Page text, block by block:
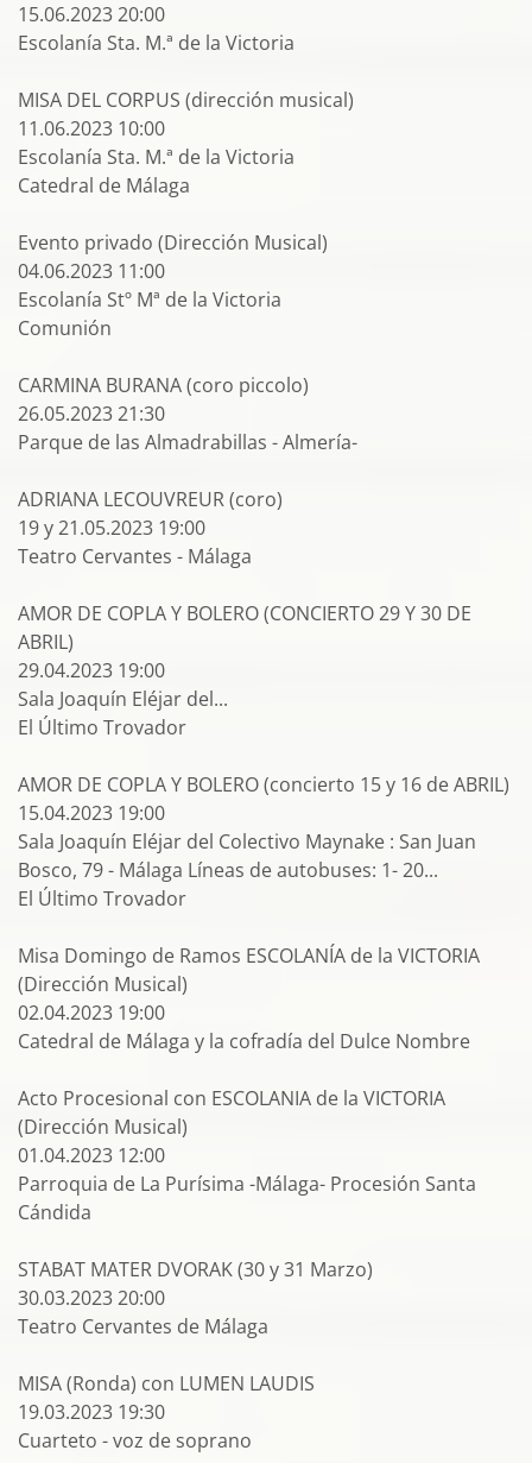
15.06.2023 20:00
Escolanía Sta. M.ª de la Victoria
MISA DEL CORPUS (dirección musical)
11.06.2023 10:00
Escolanía Sta. M.ª de la Victoria
Catedral de Málaga
Evento privado (Dirección Musical)
04.06.2023 11:00
Escolanía Stº Mª de la Victoria
Comunión
CARMINA BURANA (coro piccolo)
26.05.2023 21:30
Parque de las Almadrabillas - Almería-
ADRIANA LECOUVREUR (coro)
19 y 21.05.2023 19:00
Teatro Cervantes - Málaga
AMOR DE COPLA Y BOLERO (CONCIERTO 29 Y 30 DE
ABRIL)
29.04.2023 19:00
Sala Joaquín Eléjar del...
El Último Trovador
AMOR DE COPLA Y BOLERO (concierto 15 y 16 de ABRIL)
15.04.2023 19:00
Sala Joaquín Eléjar del Colectivo Maynake : San Juan
Bosco, 79 - Málaga Líneas de autobuses: 1- 20...
El Último Trovador
Misa Domingo de Ramos ESCOLANÍA de la VICTORIA
(Dirección Musical)
02.04.2023 19:00
Catedral de Málaga y la cofradía del Dulce Nombre
Acto Procesional con ESCOLANIA de la VICTORIA
(Dirección Musical)
01.04.2023 12:00
Parroquia de La Purísima -Málaga- Procesión Santa
Cándida
STABAT MATER DVORAK (30 y 31 Marzo)
30.03.2023 20:00
Teatro Cervantes de Málaga
MISA (Ronda) con LUMEN LAUDIS
19.03.2023 19:30
Cuarteto - voz de soprano